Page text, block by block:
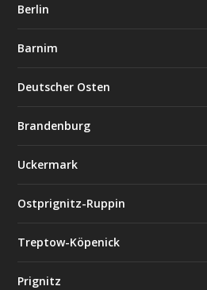
Berlin
Barnim
Deutscher Osten
Brandenburg
Uckermark
Ostprignitz-Ruppin
Treptow-Köpenick
Prignitz